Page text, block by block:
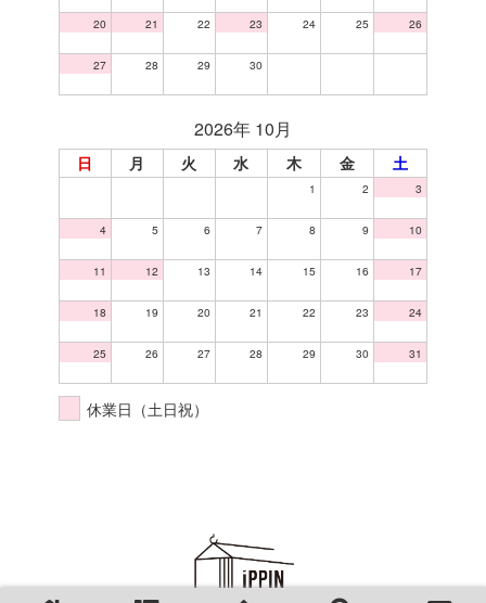
20 21 22 23 24 25 26
27 28 29 30
2026年 10月
日 月 火 水 木 金 土
1 2 3
4 5 6 7 8 9 10
11 12 13 14 15 16 17
18 19 20 21 22 23 24
25 26 27 28 29 30 31
休業日（土日祝）